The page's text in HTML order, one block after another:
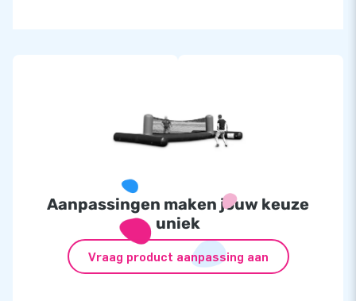
Aanpassingen maken jouw keuze
uniek
Vraag product aanpassing aan